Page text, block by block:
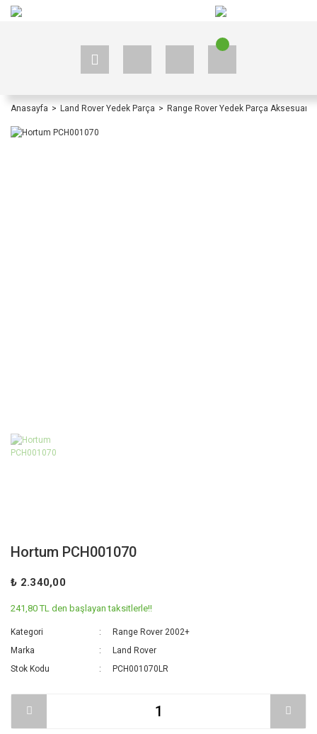
Anasayfa Land Rover Yedek Parça Range Rover Yedek Parça Aksesuar
Hortum PCH001070
₺ 2.340,00
241,80 TL den başlayan taksitlerle!!
Kategori
Range Rover 2002+
Marka
Land Rover
Stok Kodu
PCH001070LR